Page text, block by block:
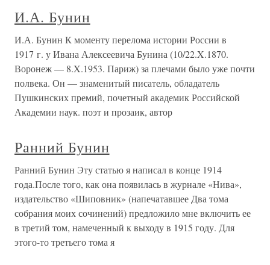
И.А. Бунин
И.А. Бунин К моменту перелома истории России в
1917 г. у Ивана Алексеевича Бунина (10/22.X.1870.
Воронеж — 8.X.1953. Париж) за плечами было уже почти
полвека. Он — знаменитый писатель, обладатель
Пушкинских премий, почетный академик Российской
Академии наук. поэт и прозаик, автор
Ранний Бунин
Ранний Бунин Эту статью я написал в конце 1914
года.После того, как она появилась в журнале «Нива»,
издательство «Шиповник» (напечатавшее Два тома
собрания моих сочинений) предложило мне включить ее
в третий том, намеченный к выходу в 1915 году. Для
этого-то третьего тома я